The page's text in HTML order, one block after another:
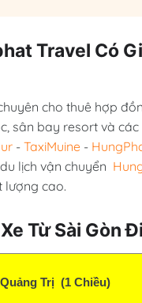
Travel Có
cho thuê hợp
sân bay resort và
- TaxiMuine -
lịch vận chuyển
lượng cao.
Từ Sài Gòn
Trị  (1 Chiều)